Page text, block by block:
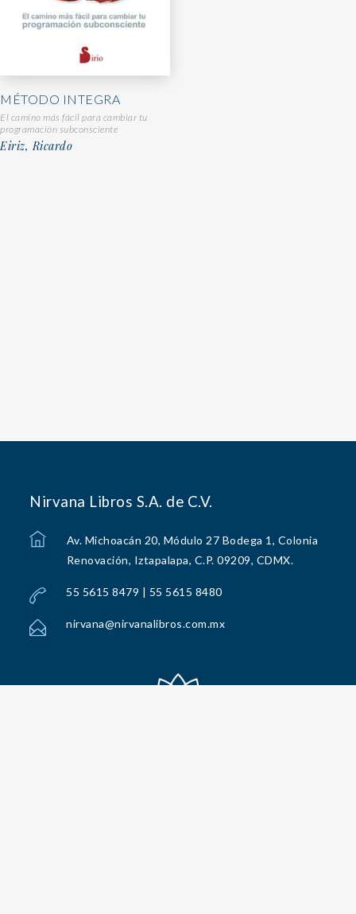
MÉTODO INTEGRA
El camino más fácil para cambiar tu
programación subconsciente
Eiriz, Ricardo
Nirvana Libros S.A. de C.V.
Av. Michoacán 20, Módulo 27 Bodega 1, Colonia
Renovación, Iztapalapa, C.P. 09209, CDMX.
55 5615 8479 | 55 5615 8480
nirvana@nirvanalibros.com.mx